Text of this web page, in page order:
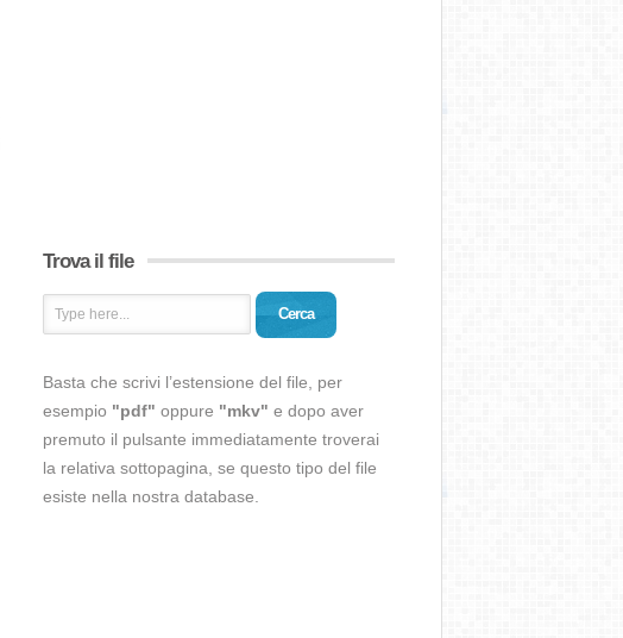
Trova il file
Cerca
Basta che scrivi l’estensione del file, per
esempio "pdf" oppure "mkv" e dopo aver
premuto il pulsante immediatamente troverai
la relativa sottopagina, se questo tipo del file
esiste nella nostra database.